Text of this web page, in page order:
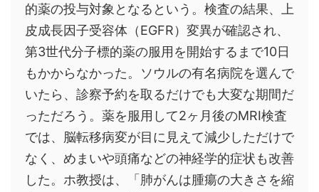
的薬の投与対象となるという。検査の結果、上
皮成長因子受容体（EGFR）変異が確認され、
第3世代分子標的薬の服用を開始するまで10日
もかからなかった。ソウルの有名病院を選んで
いたら、診察予約を取るだけでも大変な期間だ
っただろう。薬を服用して2ヶ月後のMRI検査
では、脳転移病変が目に見えて減少しただけで
なく、めまいや頭痛などの神経学的症状も改善
した。ホ教授は、「肺がんは腫瘍の大きさを縮